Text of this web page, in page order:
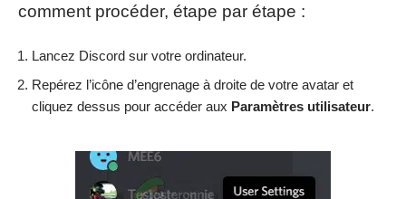
comment procéder, étape par étape :
Lancez Discord sur votre ordinateur.
Repérez l’icône d’engrenage à droite de votre avatar et
cliquez dessus pour accéder aux Paramètres utilisateur.